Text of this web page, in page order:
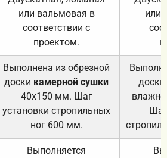
или вальмовая в
соответствии с
проектом.
или
Выполнена из обрезной
доски камерной сушки
40х150 мм. Шаг
установки стропильных
ног 600 мм.
доски
Выполняется